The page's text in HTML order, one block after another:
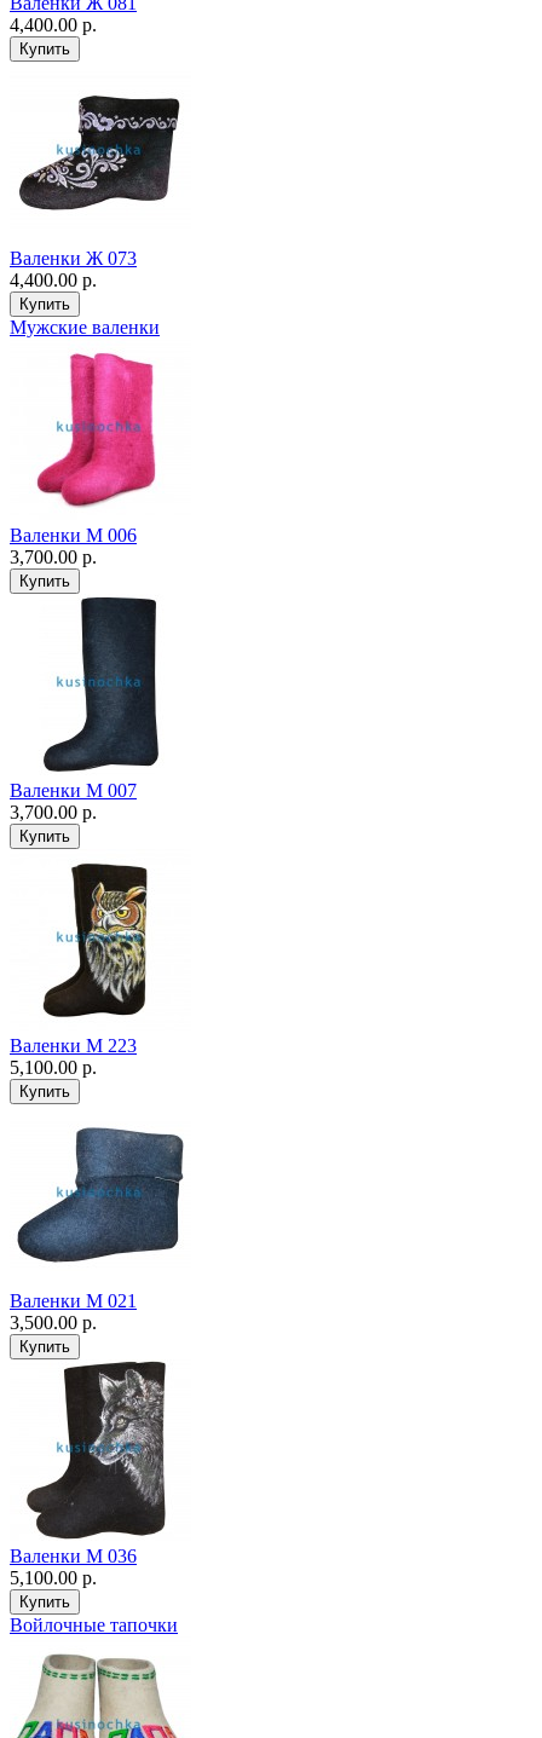
4,400.00 р.
Валенки Ж 073
4,400.00 р.
Мужские валенки
Валенки М 006
3,700.00 р.
Валенки М 007
3,700.00 р.
Валенки М 223
5,100.00 р.
Валенки М 021
3,500.00 р.
Валенки М 036
5,100.00 р.
Войлочные тапочки